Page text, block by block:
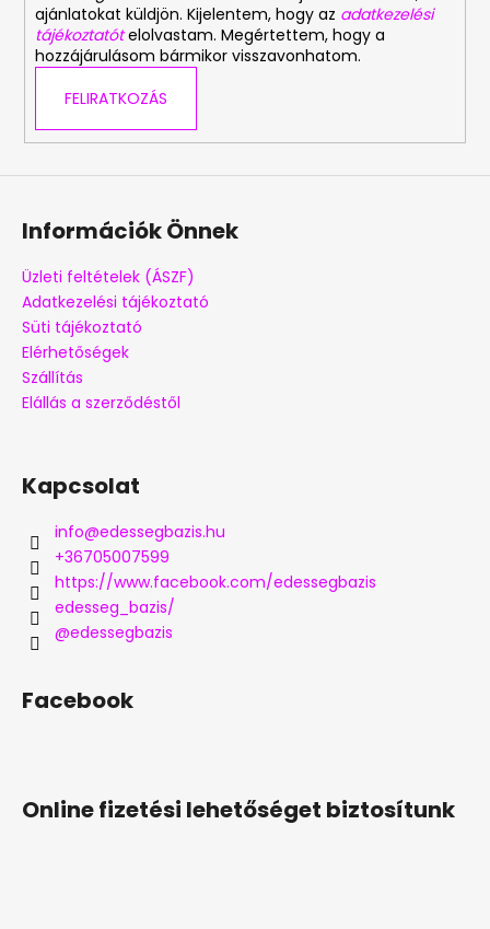
ajánlatokat küldjön. Kijelentem, hogy az adatkezelési
tájékoztatót elolvastam. Megértettem, hogy a
hozzájárulásom bármikor visszavonhatom.
FELIRATKOZÁS
Információk Önnek
Üzleti feltételek (ÁSZF)
Adatkezelési tájékoztató
Süti tájékoztató
Elérhetőségek
Szállítás
Elállás a szerződéstől
Kapcsolat
info@edessegbazis.hu
+36705007599
https://www.facebook.com/edessegbazis
edesseg_bazis/
@edessegbazis
Facebook
Online fizetési lehetőséget biztosítunk